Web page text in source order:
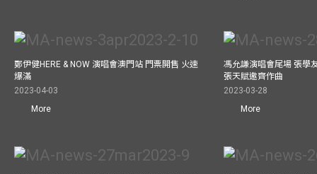
鄭伊健HERE & NOW 演唱會澳門站 門票開售 火速
爆滿
2023-04-03
More
馮允謙演唱會尾場 張學
張天賦邀齊作曲
2023-03-28
More